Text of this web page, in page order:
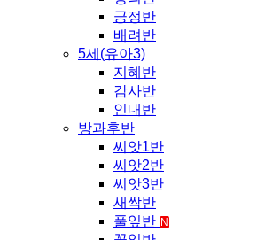
긍정반
배려반
5세(유아3)
지혜반
감사반
인내반
방과후반
씨앗1반
씨앗2반
씨앗3반
새싹반
풀잎반 N